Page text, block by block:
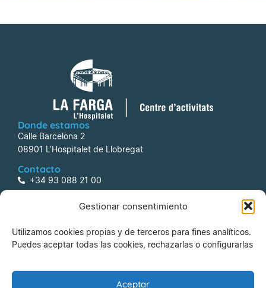
Gestionar consentimiento
Utilizamos cookies propias y de terceros para fines analíticos.
Puedes aceptar todas las cookies, rechazarlas o configurarlas
Aceptar
Donde estamos
Calle Barcelona 2
08901 L’Hospitalet de Llobregat
Contacto
+34 93 088 21 00
centreactivitats@lafarga.com
Información
Aviso legal